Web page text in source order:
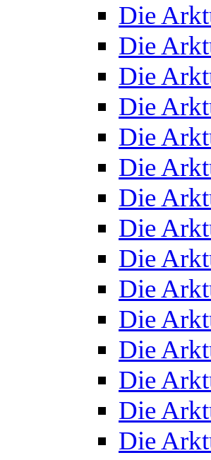
Die
Die
Die
Die
Die
Die
Die
Die
Die
Die
Die
Die
Die
Die
Die